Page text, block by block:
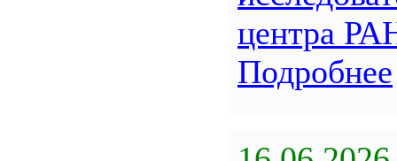
центра
Подробнее